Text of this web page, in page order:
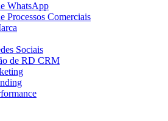
WhatsApp
Processos Comerciais
Sociais
de RD CRM